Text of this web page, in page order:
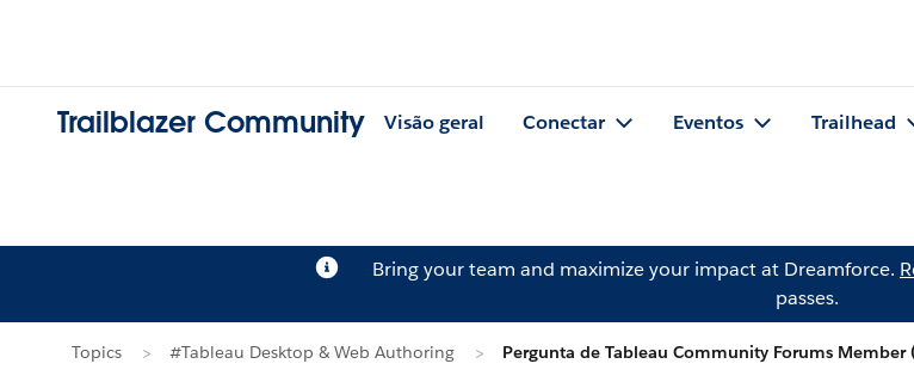
Trailblazer Community Visão geral Conectar Eventos Trailhead
Bring your team and maximize your impact at Dreamforce.
passes.
Topics #Tableau Desktop & Web Authoring Pergunta de Tableau Community Forums Member